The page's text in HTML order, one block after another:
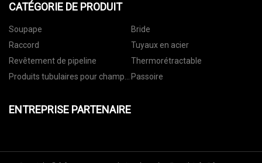
CATÉGORIE DE PRODUIT
Soupape
Bride
Raccord
Tuyaux en acier
Revêtement de pipeline
Thermorétractable
Produits tubulaires pour champs Passoire
ENTREPRISE PARTENAIRE